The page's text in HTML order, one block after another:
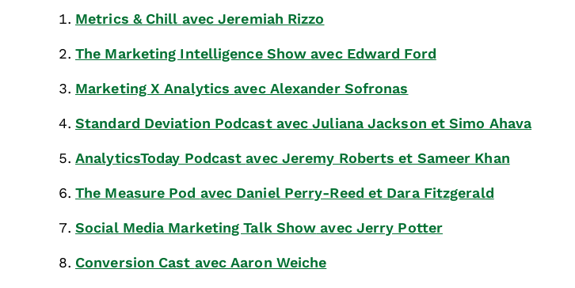
Metrics & Chill avec Jeremiah Rizzo
The Marketing Intelligence Showavec Edward Ford
Marketing X Analyticsavec Alexander Sofronas
Standard Deviation Podcast avec Juliana Jackson et Simo Ahava
AnalyticsToday Podcastavec Jeremy Roberts et Sameer Khan
The Measure Pod avec Daniel Perry-Reed et Dara Fitzgerald
Social Media Marketing Talk Show avec Jerry Potter
Conversion Cast avec Aaron Weiche